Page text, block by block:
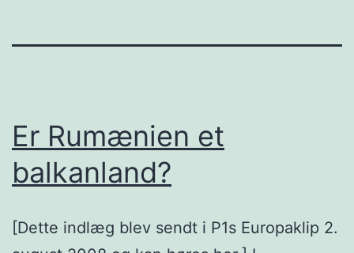
Er Rumænien et
balkanland?
[Dette indlæg blev sendt i P1s Europaklip 2.